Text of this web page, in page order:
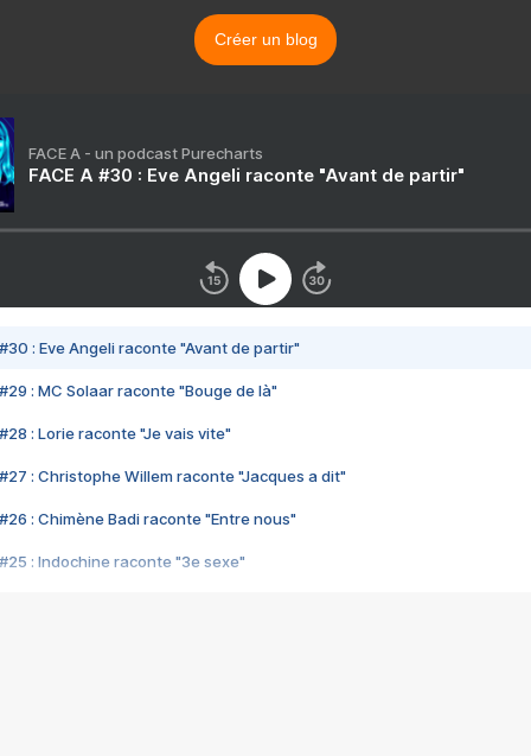
Créer un blog
FACE A - un podcast Purecharts
FACE A #30 : Eve Angeli raconte "Avant de partir"
#30 : Eve Angeli raconte "Avant de partir"
#29 : MC Solaar raconte "Bouge de là"
#28 : Lorie raconte "Je vais vite"
#27 : Christophe Willem raconte "Jacques a dit"
#26 : Chimène Badi raconte "Entre nous"
#25 : Indochine raconte "3e sexe"